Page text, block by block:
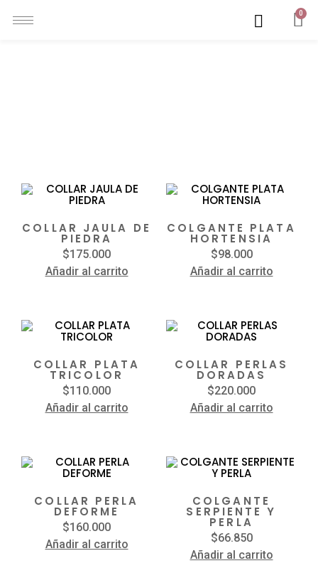
0
COLLAR JAULA DE
PIEDRA
$175.000
Añadir al carrito
COLGANTE PLATA
HORTENSIA
$98.000
Añadir al carrito
COLLAR PLATA
TRICOLOR
$110.000
Añadir al carrito
COLLAR PERLAS
DORADAS
$220.000
Añadir al carrito
COLLAR PERLA
DEFORME
$160.000
Añadir al carrito
COLGANTE
SERPIENTE Y
PERLA
$66.850
Añadir al carrito